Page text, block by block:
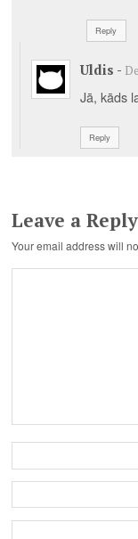
Reply
Uldis -
Jā, kāds
Reply
Leave a Reply
Your email address will